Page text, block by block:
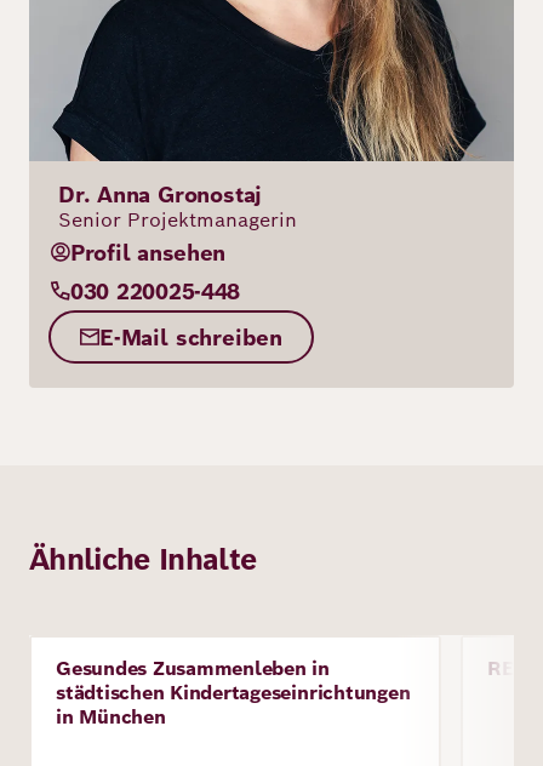
Dr. Anna Gronostaj
Senior Projektmanagerin
Profil ansehen
030 220025-448
E-Mail schreiben
Ähnliche Inhalte
Projekt
Gesundes Zusammenleben in
städtischen Kindertageseinrichtungen
in München